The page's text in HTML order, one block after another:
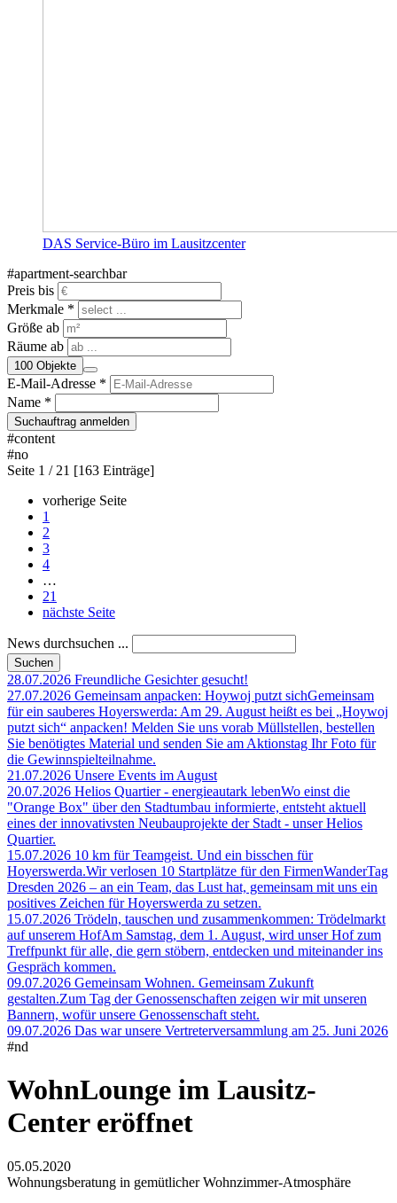
DAS Service-Büro im Lausitzcenter
#apartment-searchbar
Preis bis
Merkmale *
Größe ab
Räume ab
100 Objekte
E-Mail-Adresse *
Name *
Suchauftrag anmelden
#content
#no
Seite 1 / 21 [163 Einträge]
vorherige Seite
1
2
3
4
…
21
nächste Seite
News durchsuchen ...
28.07.2026 Freundliche Gesichter gesucht!
27.07.2026 Gemeinsam anpacken: Hoywoj putzt sichGemeinsam
für ein sauberes Hoyerswerda: Am 29. August heißt es bei „Hoywoj
putzt sich“ anpacken! Melden Sie uns vorab Müllstellen, bestellen
Sie benötigtes Material und senden Sie am Aktionstag Ihr Foto für
die Gewinnspielteilnahme.
21.07.2026 Unsere Events im August
20.07.2026 Helios Quartier - energieautark lebenWo einst die
"Orange Box" über den Stadtumbau informierte, entsteht aktuell
eines der innovativsten Neubauprojekte der Stadt - unser Helios
Quartier.
15.07.2026 10 km für Teamgeist. Und ein bisschen für
Hoyerswerda.Wir verlosen 10 Startplätze für den FirmenWanderTag
Dresden 2026 – an ein Team, das Lust hat, gemeinsam mit uns ein
positives Zeichen für Hoyerswerda zu setzen.
15.07.2026 Trödeln, tauschen und zusammenkommen: Trödelmarkt
auf unserem HofAm Samstag, dem 1. August, wird unser Hof zum
Treffpunkt für alle, die gern stöbern, entdecken und miteinander ins
Gespräch kommen.
09.07.2026 Gemeinsam Wohnen. Gemeinsam Zukunft
gestalten.Zum Tag der Genossenschaften zeigen wir mit unseren
Bannern, wofür unsere Genossenschaft steht.
09.07.2026 Das war unsere Vertreterversammlung am 25. Juni 2026
#nd
WohnLounge im Lausitz-
Center eröffnet
05.05.2020
Wohnungsberatung in gemütlicher Wohnzimmer-Atmosphäre